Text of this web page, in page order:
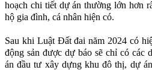
hoạch chi tiết dự án thường lớn hơn
hộ gia đình, cá nhân hiện có.
Sau khi Luật Đất đai năm 2024 có
động sản được dự báo sẽ chỉ có các
án đầu tư xây dựng khu đô thị, dự